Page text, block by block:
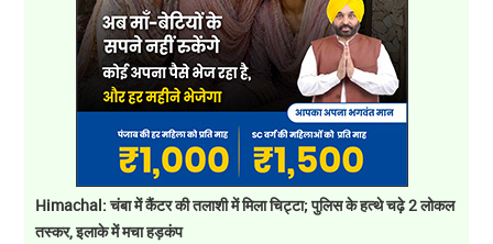
Himachal: चंबा में कैंटर की तलाशी में मिला चिट्टा; पुलिस के हत्थे चढ़े 2 लोकल
तस्कर, इलाके में मचा हड़कंप